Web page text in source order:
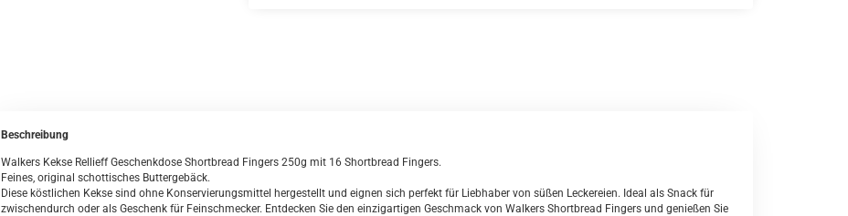
Beschreibung
Walkers Kekse Rellieff Geschenkdose Shortbread Fingers 250g mit 16 Shortbread Fingers.
Feines, original schottisches Buttergebäck.
Diese köstlichen Kekse sind ohne Konservierungsmittel hergestellt und eignen sich perfekt für Liebhaber von süßen Leckereien. Ideal als Snack für
zwischendurch oder als Geschenk für Feinschmecker. Entdecken Sie den einzigartigen Geschmack von Walkers Shortbread Fingers und genießen Sie